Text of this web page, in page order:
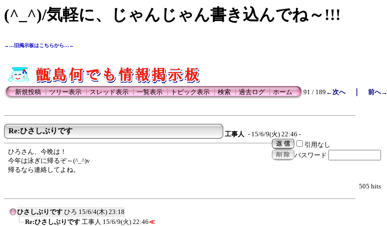
(^_^)/気軽に、じゃんじゃん書き込んでね～!!!
→…旧掲示板はこちらから…←
新規投稿┃ツリー表示┃スレッド表示┃一覧表示┃トピック表示┃検索┃過去ログ┃ホーム 91 / 189 ←次へ｜ 前へ→
Re:ひさしぶりです 工事人 - 15/6/9(火) 22:46 -
引用なし
パスワード
ひろさん、今晩は！
今年は泳ぎに帰るぞ～(^_^)v
帰るなら連絡してよね。
505 hits
ひさしぶりです ひろ 15/6/4(木) 23:18
Re:ひさしぶりです 工事人 15/6/9(火) 22:46≪